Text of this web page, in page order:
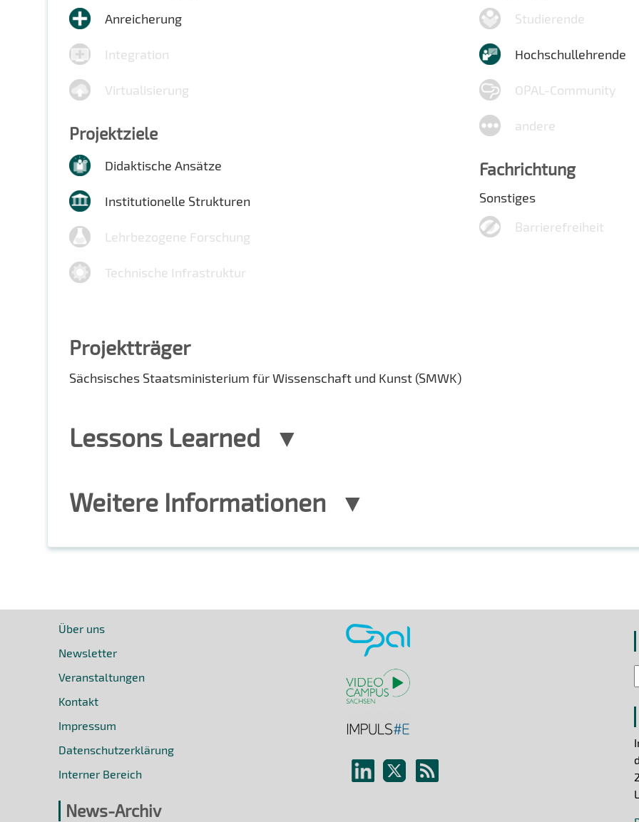
Anreicherung
Integration
Virtualisierung
Projektziele
Didaktische Ansätze
Institutionelle Strukturen
Lehrbezogene Forschung
Technische Infrastruktur
Studierende
Hochschullehrende
OPAL-Community
andere
Fachrichtung
Sonstiges
Barrierefreiheit
Projektträger
Sächsisches Staatsministerium für Wissenschaft und Kunst (SMWK)
Lessons Learned
Weitere Informationen
Über uns
Newsletter
Veranstaltungen
Kontakt
Impressum
Datenschutzerklärung
Interner Bereich
News-Archiv